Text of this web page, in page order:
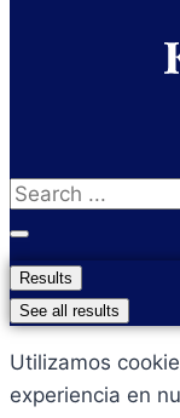
Search
...
Results
See all results
Utilizamos
experiencia en